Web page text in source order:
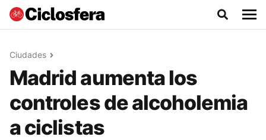
Ciudades
Madrid aumenta los
controles de alcoholemia
a ciclistas